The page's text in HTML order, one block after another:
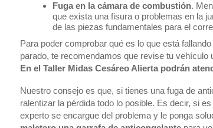
Fuga en la cámara de combustión.
que exista una fisura o problemas en la
de las piezas fundamentales para el
Para poder comprobar qué es lo que está
parado, te recomendamos que revise tu
En el Taller Midas Cesáreo Alierta podrán
Nuestro consejo es que, si tienes una fuga de
ralentizar la pérdida todo lo posible. Es decir, si
experto se encargue del problema y le ponga